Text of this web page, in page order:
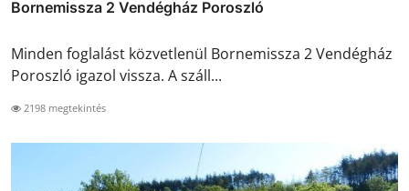
Bornemissza 2 Vendégház Poroszló
Minden foglalást közvetlenül Bornemissza 2 Vendégház
Poroszló igazol vissza. A száll...
2198 megtekintés